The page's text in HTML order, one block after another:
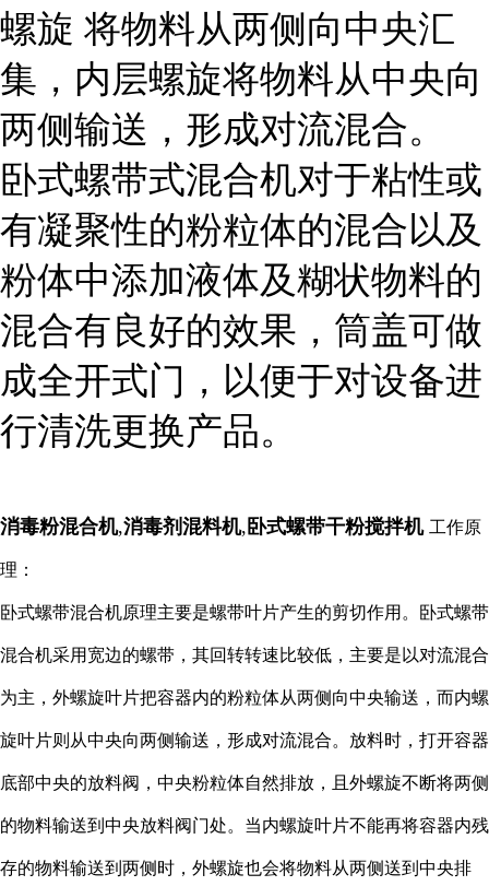
螺旋 将物料从两侧向中央汇
集，内层螺旋将物料从中央向
两侧输送，形成对流混合。
卧式螺带式混合机对于粘性或
有凝聚性的粉粒体的混合以及
粉体中添加液体及糊状物料的
混合有良好的效果，筒盖可做
成全开式门，以便于对设备进
行清洗更换产品。
消毒粉混合机,消毒剂混料机, 卧式螺带干粉搅拌机 工作原
理：
卧式螺带混合机原理主要是螺带叶片产生的剪切作用。卧式螺带
混合机采用宽边的螺带，其回转转速比较低，主要是以对流混合
为主，外螺旋叶片把容器内的粉粒体从两侧向中央输送，而内螺
旋叶片则从中央向两侧输送，形成对流混合。放料时，打开容器
底部中央的放料阀，中央粉粒体自然排放，且外螺旋不断将两侧
的物料输送到中央放料阀门处。当内螺旋叶片不能再将容器内残
存的物料输送到两侧时，外螺旋也会将物料从两侧送到中央排